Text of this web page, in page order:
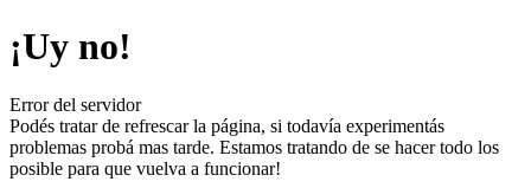
¡Uy no!
Error del servidor
Podés tratar de refrescar la página, si todavía experimentás
problemas probá mas tarde. Estamos tratando de se hacer todo los
posible para que vuelva a funcionar!